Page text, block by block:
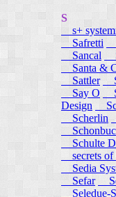
S
s+
Safretti
Sancal
Santa &
Sattler
Say O
Design
Scherlin
Schulte
secrets of
Sedia
Sefar
Seledue-